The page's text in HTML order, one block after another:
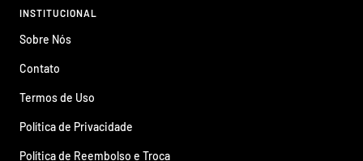
INSTITUCIONAL
Sobre Nós
Contato
Termos de Uso
Política de Privacidade
Política de Reembolso e Troca